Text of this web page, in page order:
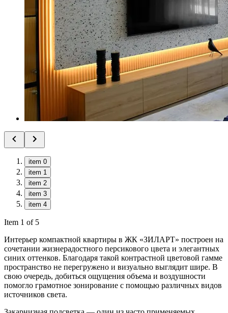
item 0
item 1
item 2
item 3
item 4
Item 1 of 5
Интерьер компактной квартиры в ЖК «ЗИЛАРТ» построен на
сочетании жизнерадостного персикового цвета и элегантных
синих оттенков. Благодаря такой контрастной цветовой гамме
пространство не перегружено и визуально выглядит шире. В
свою очередь, добиться ощущения объема и воздушности
помогло грамотное зонирование с помощью различных видов
источников света.